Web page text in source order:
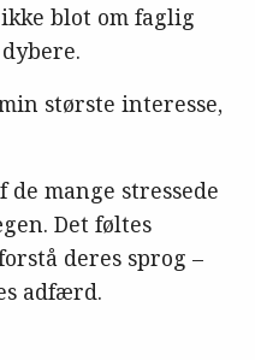
blot om faglig
største interesse,
mange stressede
Det føltes
deres sprog –
adfærd.